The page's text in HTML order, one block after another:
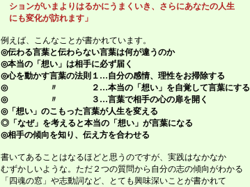
ションがいまよりはるかにうまくいき、さらにあなたの人生
にも変化が訪れます」
例えば、こんなことが書かれています。
◎伝わる言葉と伝わらない言葉は何が違うのか
◎本当の「想い」は相手に必ず届く
◎心を動かす言葉の法則１…自分の感情、理性をお掃除する
◎ 〃 ２…本当の「想い」を自覚して言葉にする
◎ 〃 ３…言葉で相手の心の扉を開く
◎「想い」のこもった言葉が人生を変える
◎「なぜ」を考えると本当の「想い」が言葉になる
◎相手の傾向を知り、伝え方を合わせる
書いてあることはなるほどと思うのですが、実践はなかなか
むずかしいような。ただ２つの質問から自分の志の傾向がわかる
「四魂の窓」や志動詞など、とても興味深いことが書かれて